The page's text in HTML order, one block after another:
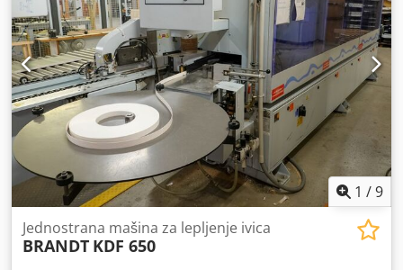
1 /9
Jednostrana mašina za lepljenje ivica
BRANDT KDF 650